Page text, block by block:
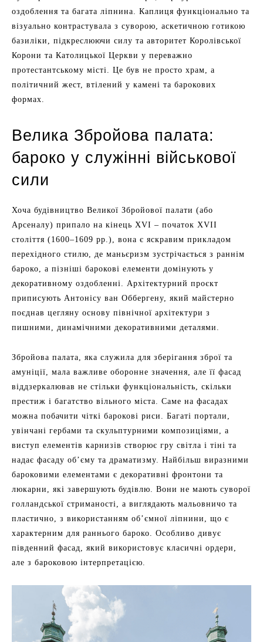
оздоблення та багата ліпнина. Каплиця функціонально та
візуально контрастувала з суворою, аскетичною готикою
базиліки, підкреслюючи силу та авторитет Королівської
Корони та Католицької Церкви у переважно
протестантському місті. Це був не просто храм, а
політичний жест, втілений у камені та барокових
формах.
Велика Збройова палата:
бароко у служінні військової
сили
Хоча будівництво Великої Збройової палати (або
Арсеналу) припало на кінець XVI – початок XVII
століття (1600–1609 рр.), вона є яскравим прикладом
перехідного стилю, де маньєризм зустрічається з раннім
бароко, а пізніші барокові елементи домінують у
декоративному оздобленні. Архітектурний проєкт
приписують Антонісу ван Оббергену, який майстерно
поєднав цегляну основу північної архітектури з
пишними, динамічними декоративними деталями.
Збройова палата, яка служила для зберігання зброї та
амуніції, мала важливе оборонне значення, але її фасад
віддзеркалював не стільки функціональність, скільки
престиж і багатство вільного міста. Саме на фасадах
можна побачити чіткі барокові риси. Багаті портали,
увінчані гербами та скульптурними композиціями, а
виступ елементів карнизів створює гру світла і тіні та
надає фасаду об’єму та драматизму. Найбільш виразними
бароковими елементами є декоративні фронтони та
люкарни, які завершують будівлю. Вони не мають суворої
голландської стриманості, а виглядають мальовничо та
пластично, з використанням об’ємної ліпнини, що є
характерним для раннього бароко. Особливо дивує
південний фасад, який використовує класичні ордери,
але з бароковою інтерпретацією.